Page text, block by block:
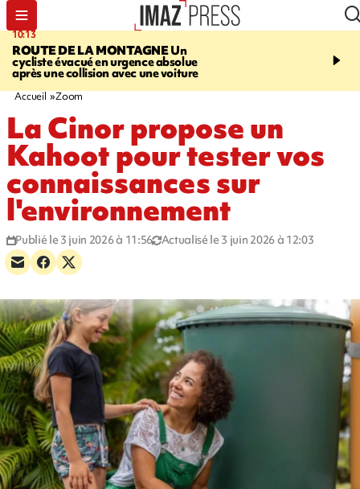
10:13
ROUTE DE LA MONTAGNEUn
cycliste évacué en urgence absolue
après une collision avec une voiture
12:23
peuvent éclater et
Accueil Zoom
La Cinor propose un
Kahoot pour tester vos
connaissances sur
l'environnement
Publié le 3 juin 2026 à 11:56 Actualisé le 3 juin 2026 à 12:03